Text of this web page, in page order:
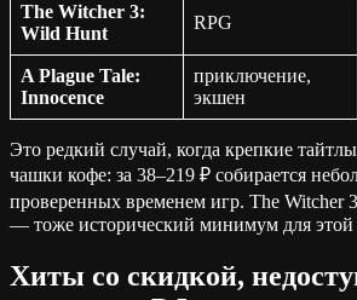
The Witcher 3:
Wild Hunt
RPG
A Plague Tale:
Innocence
приключение,
экшен
Это редкий случай, когда крепкие
чашки кофе: за 38–219 ₽ собирается
проверенных временем игр. The Witcher
— тоже исторический минимум для этой
Хиты со скидкой,